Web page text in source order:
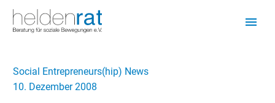
Social Entrepreneurs(hip) News
10. Dezember 2008